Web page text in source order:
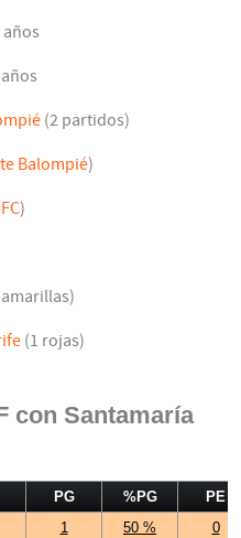
años
(2 partidos)
Balompié)
)
amarillas)
(1 rojas)
con Santamaría
PG %PG
PE
1 50 %
0